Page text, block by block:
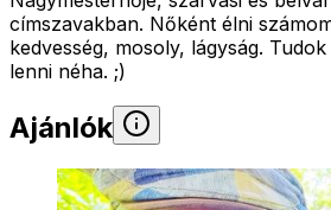
címszavakban. Nőként élni
kedvesség, mosoly, lágyság.
lenni néha. ;)
Ajánlók